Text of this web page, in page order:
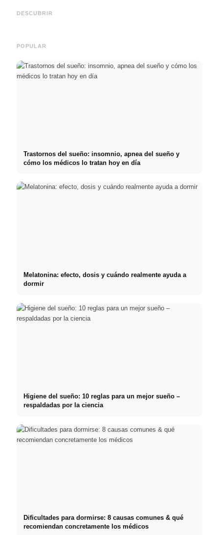
DESCUBRIR
Mehr Verkäufe durch gezieltes
POPULAR
Trastornos del sueño: insomnio, apnea del sueño y
cómo los médicos lo tratan hoy en día
Melatonina: efecto, dosis y cuándo realmente ayuda a
dormir
Higiene del sueño: 10 reglas para un mejor sueño –
respaldadas por la ciencia
Dificultades para dormirse: 8 causas comunes & qué
recomiendan concretamente los médicos